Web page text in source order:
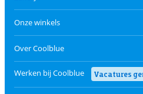
Onze winkels
Over Coolblue
Werken bij Coolblue Vacatures